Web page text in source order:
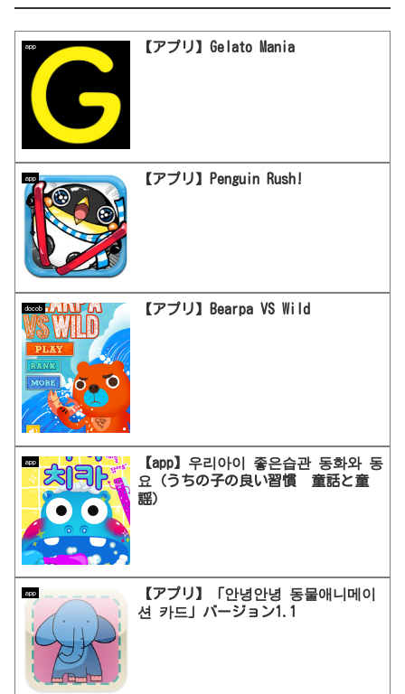
app 【アプリ】Gelato Mania
app 【アプリ】Penguin Rush!
docob 【アプリ】Bearpa VS Wild
app
【app】우리아이 좋은습관 동화와 동
요（うちの子の良い習慣 童話と童
謡）
app
【アプリ】「안녕안녕 동물애니메이
션 카드」バージョン1.1